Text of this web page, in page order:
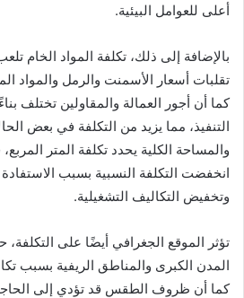
أعلى للعوامل البيئية.
بالإضافة إلى ذلك، تكلفة المواد الخام
تقلبات أسعار الأسمنت والرمل والمواد
كما أن أجور العمالة والمقاولين تختلف
التنفيذ، مما يزيد من التكلفة في بعض
والمساحة الكلية يحدد تكلفة المتر
انخفضت التكلفة النسبية بسبب
وتخفيض التكاليف التشغيلية.
تؤثر الموقع الجغرافي أيضًا على
المدن الكبرى والمناطق الريفية بسبب
كما أن ظروف الطقس قد تؤدي إلى